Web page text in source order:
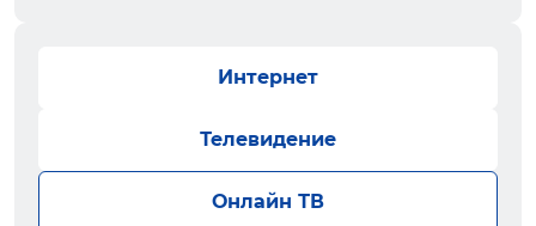
Интернет
Телевидение
Онлайн ТВ